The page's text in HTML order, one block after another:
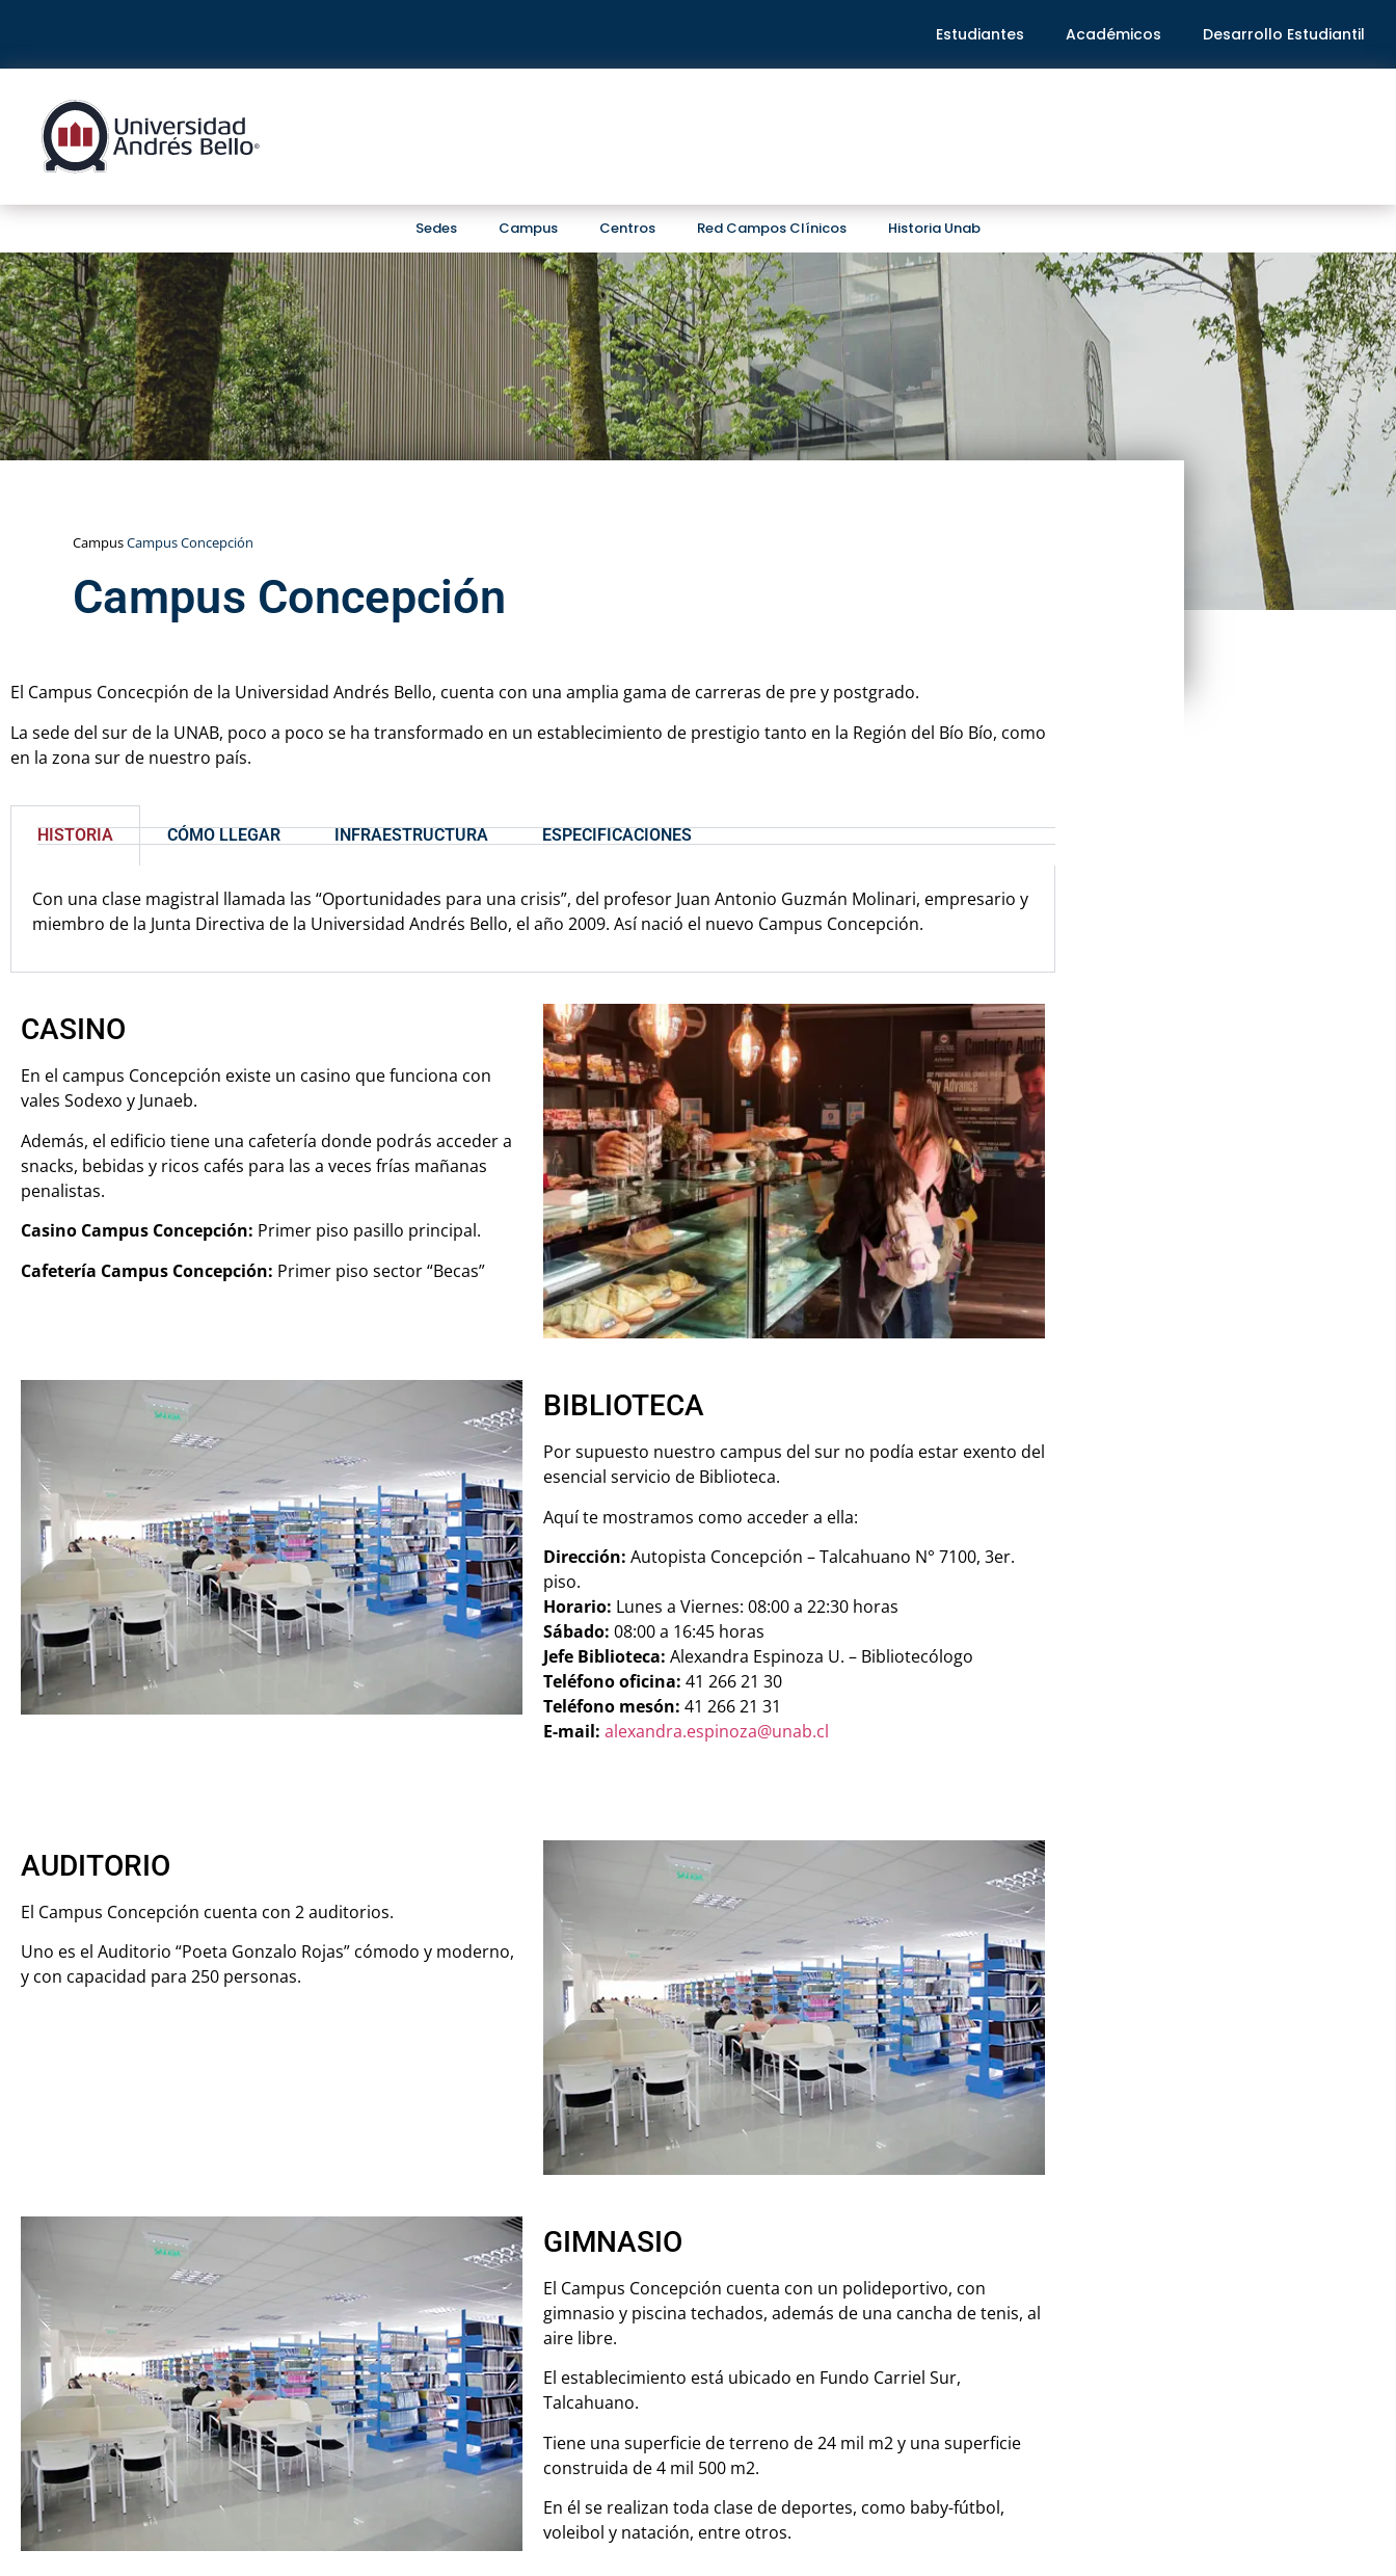
Estudiantes Académicos Desarrollo Estudiantil
Sedes Campus Centros Red Campos Clínicos Historia Unab
CampusCampus Concepción
Campus Concepción
El Campus Concecpión de la Universidad Andrés Bello, cuenta con una amplia gama de carreras de pre y postgrado.
La sede del sur de la UNAB, poco a poco se ha transformado en un establecimiento de prestigio tanto en la Región del Bío Bío, como
en la zona sur de nuestro país.
HISTORIA CÓMO LLEGAR INFRAESTRUCTURA ESPECIFICACIONES
Con una clase magistral llamada las “Oportunidades para una crisis”, del profesor Juan Antonio Guzmán Molinari, empresario y
miembro de la Junta Directiva de la Universidad Andrés Bello, el año 2009. Así nació el nuevo Campus Concepción.
CASINO
En el campus Concepción existe un casino que funciona con
vales Sodexo y Junaeb.
Además, el edificio tiene una cafetería donde podrás acceder a
snacks, bebidas y ricos cafés para las a veces frías mañanas
penalistas.
Casino Campus Concepción: Primer piso pasillo principal.
Cafetería Campus Concepción: Primer piso sector “Becas”
BIBLIOTECA
Por supuesto nuestro campus del sur no podía estar exento del
esencial servicio de Biblioteca.
Aquí te mostramos como acceder a ella:
Dirección: Autopista Concepción – Talcahuano N° 7100, 3er.
piso.
Horario: Lunes a Viernes: 08:00 a 22:30 horas
Sábado: 08:00 a 16:45 horas
Jefe Biblioteca: Alexandra Espinoza U. – Bibliotecólogo
Teléfono oficina: 41 266 21 30
Teléfono mesón: 41 266 21 31
E-mail: alexandra.espinoza@unab.cl
AUDITORIO
El Campus Concepción cuenta con 2 auditorios.
Uno es el Auditorio “Poeta Gonzalo Rojas” cómodo y moderno,
y con capacidad para 250 personas.
GIMNASIO
El Campus Concepción cuenta con un polideportivo, con
gimnasio y piscina techados, además de una cancha de tenis, al
aire libre.
El establecimiento está ubicado en Fundo Carriel Sur,
Talcahuano.
Tiene una superficie de terreno de 24 mil m2 y una superficie
construida de 4 mil 500 m2.
En él se realizan toda clase de deportes, como baby-fútbol,
voleibol y natación, entre otros.